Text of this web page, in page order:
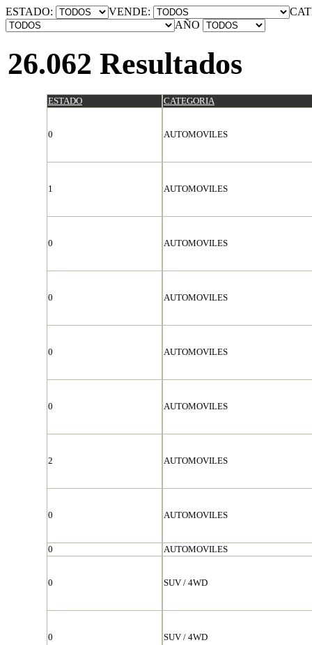
ESTADO: VENDE:
AÑO
26.062 Resultados
ESTADO CATEGORIA
0 AUTOMOVILES
1 AUTOMOVILES
0 AUTOMOVILES
0 AUTOMOVILES
0 AUTOMOVILES
0 AUTOMOVILES
2 AUTOMOVILES
0 AUTOMOVILES
0 AUTOMOVILES
0 SUV / 4WD
0 SUV / 4WD